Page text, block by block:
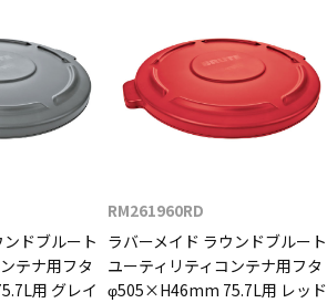
ドブルート
テナ用フタ
用 グレイ
RM261960RD
ラバーメイド ラウンドブルート
ユーティリティコンテナ用フタ
φ505×H46mm 75.7L用 レッド